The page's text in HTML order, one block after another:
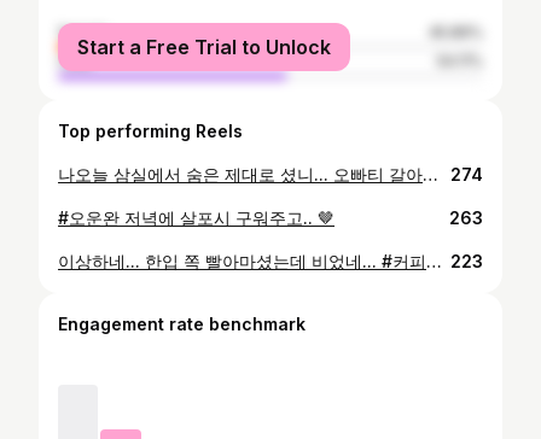
female
male
Start a Free Trial to Unlock
Top performing Reels
나오늘 삼실에서 숨은 제대로 셨니... 오빠티 갈아입고 이마트 가야지 🛒 어깨가 넓어서... 남자티를 입어야 박시티... 🫠🫠 #너껀내꺼 #내꺼또내꺼 #편한게최고네 274
#오운완 저녁에 살포시 구워주고.. 🤎 263
이상하네... 한입 쪽 빨아마셨는데 비었네... #커피먹는하마 223
Engagement rate benchmark